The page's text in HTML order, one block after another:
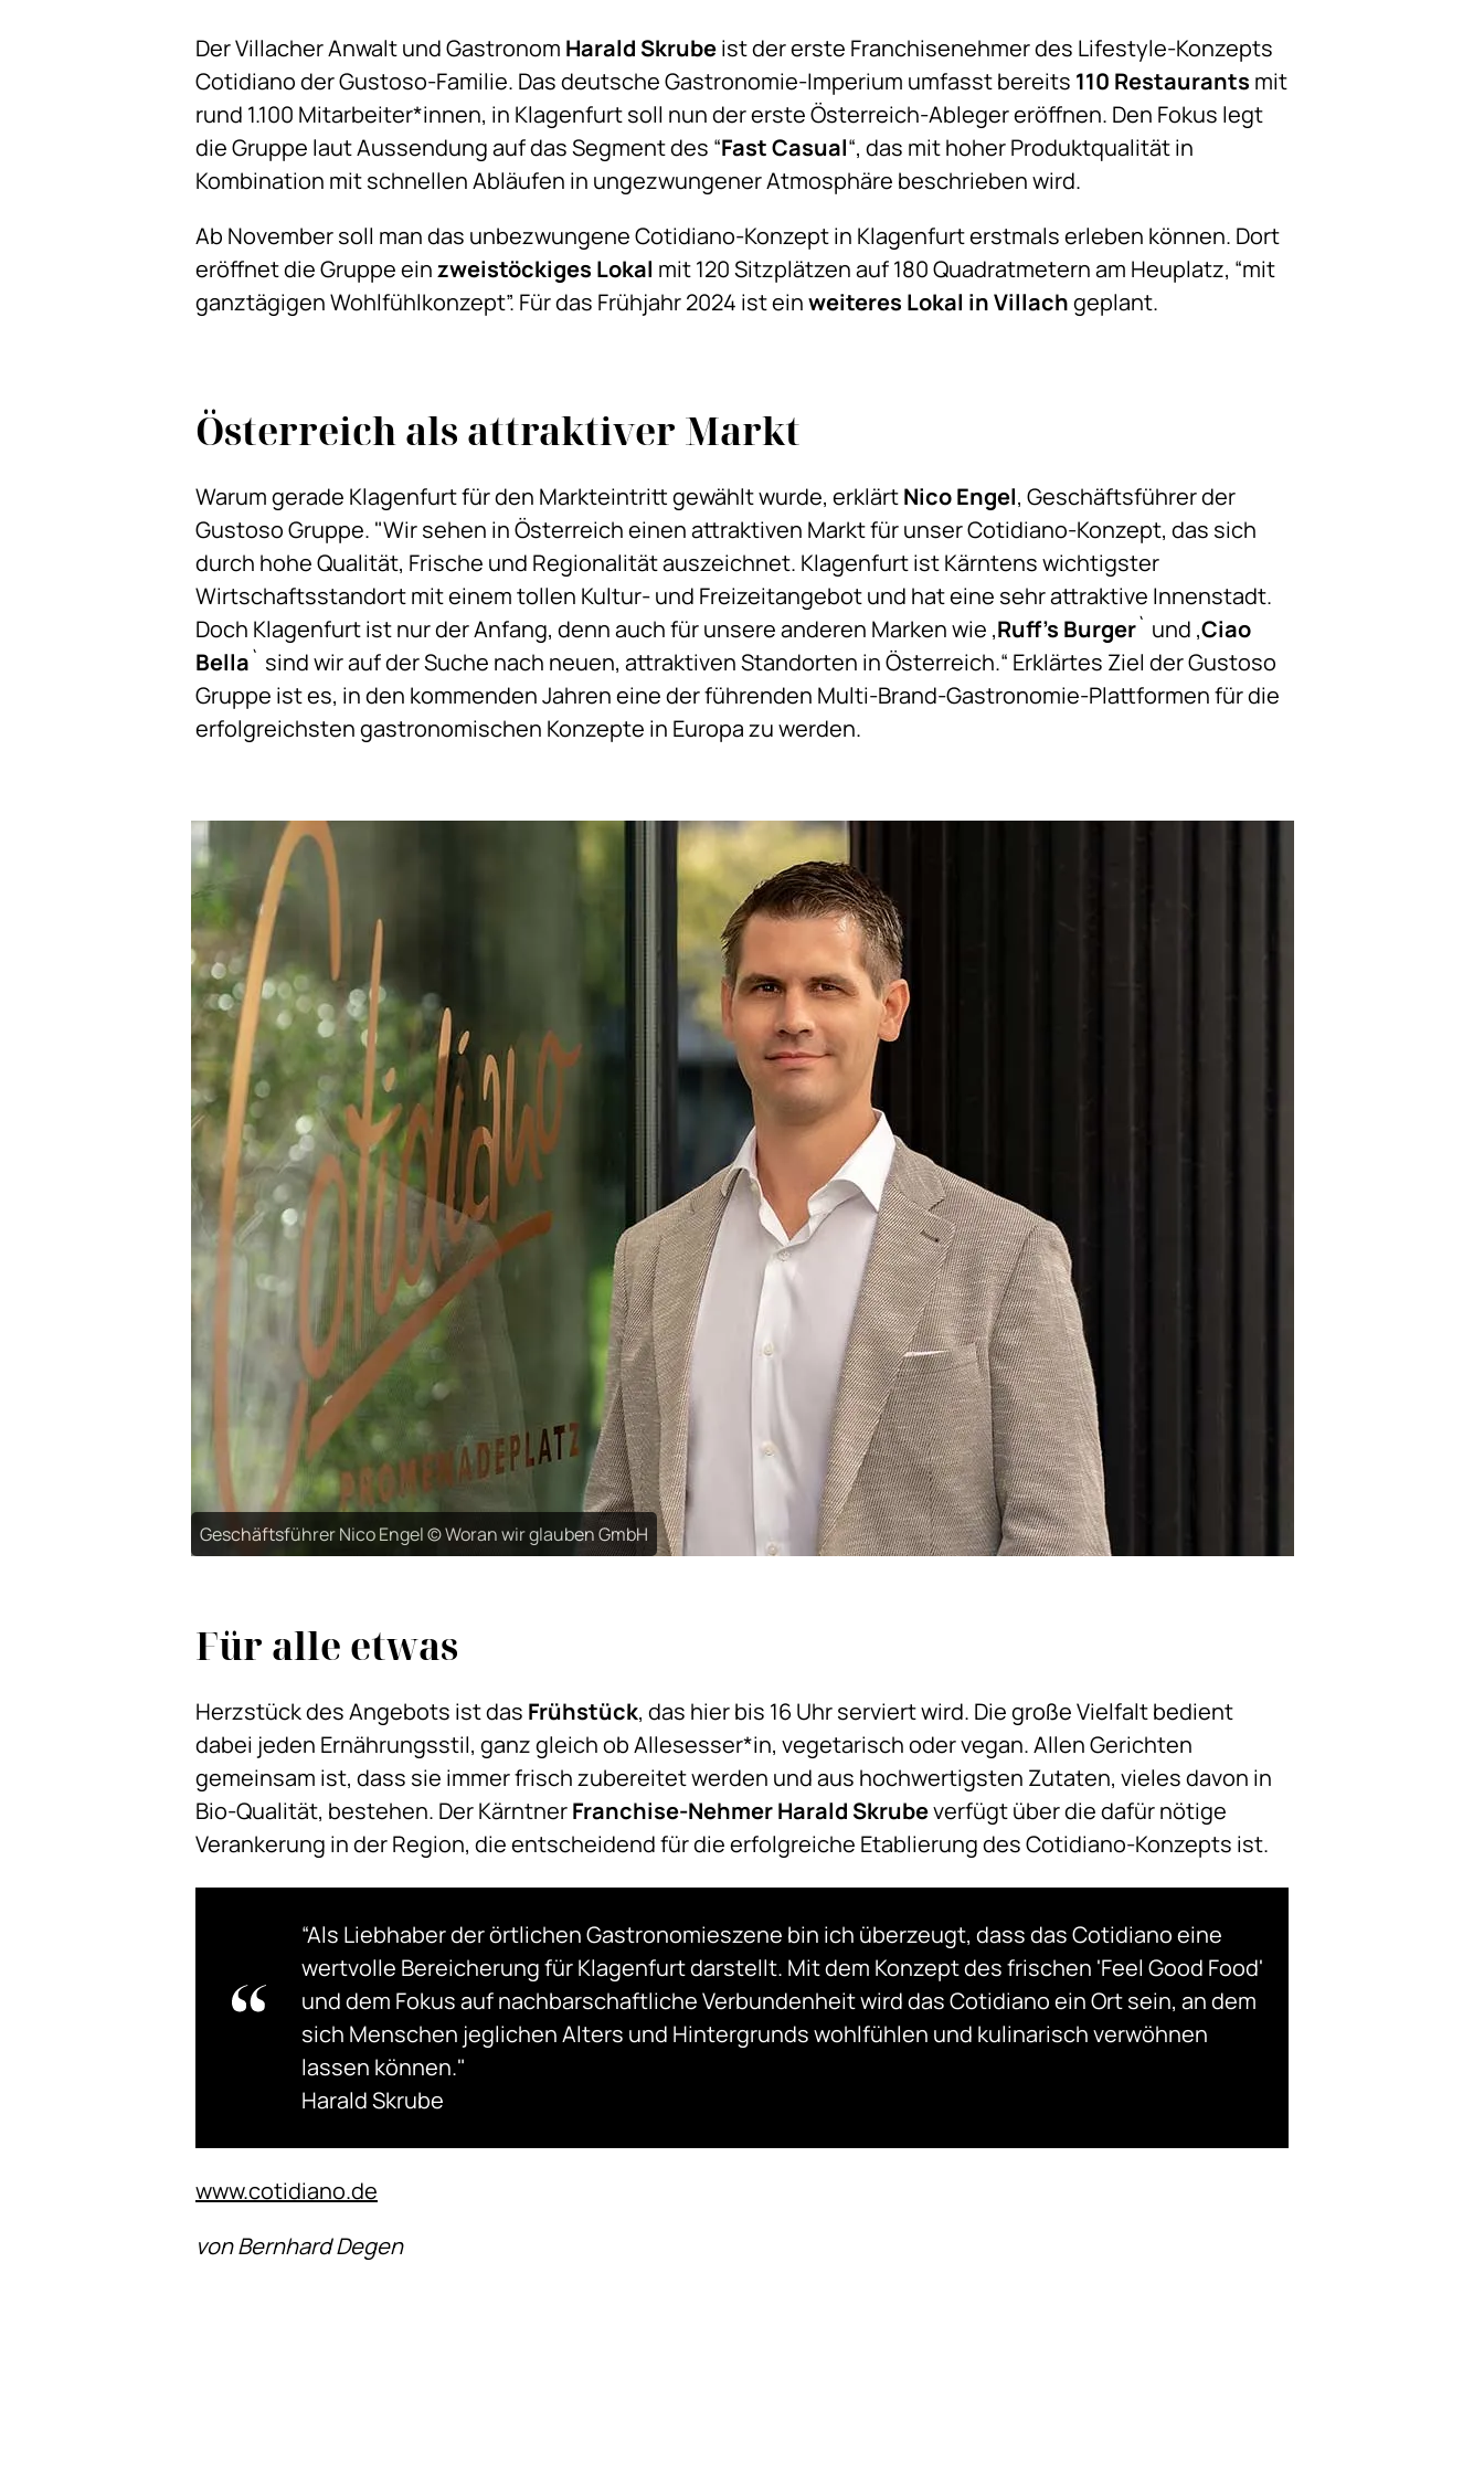
Der Villacher Anwalt und Gastronom Harald Skrubeist der erste Franchisenehmer des Lifestyle-Konzepts
Cotidiano der Gustoso-Familie. Das deutsche Gastronomie-Imperium umfasst bereits 110 Restaurants mit
rund 1.100 Mitarbeiter*innen, in Klagenfurt soll nun der erste Österreich-Ableger eröffnen. Den Fokus legt
die Gruppe laut Aussendung auf das Segment des “Fast Casual“, das mit hoher Produktqualität in
Kombination mit schnellen Abläufen in ungezwungener Atmosphäre beschrieben wird.
Ab November soll man das unbezwungene Cotidiano-Konzept in Klagenfurt erstmals erleben können. Dort
eröffnet die Gruppe einzweistöckiges Lokal mit 120 Sitzplätzen auf 180 Quadratmetern am Heuplatz, “mit
ganztägigen Wohlfühlkonzept”. Für das Frühjahr 2024 ist einweiteres Lokal in Villachgeplant.
Österreich als attraktiver Markt
Warum gerade Klagenfurt für den Markteintritt gewählt wurde, erklärtNico Engel, Geschäftsführer der
Gustoso Gruppe. "Wir sehen in Österreich einen attraktiven Markt für unser Cotidiano-Konzept, das sich
durch hohe Qualität, Frische und Regionalität auszeichnet. Klagenfurt ist Kärntens wichtigster
Wirtschaftsstandort mit einem tollen Kultur- und Freizeitangebot und hat eine sehr attraktive Innenstadt.
Doch Klagenfurt ist nur der Anfang, denn auch für unsere anderen Marken wie ,Ruff’s Burger` und ,Ciao
Bella` sind wir auf der Suche nach neuen, attraktiven Standorten in Österreich.“ Erklärtes Ziel der Gustoso
Gruppe ist es, in den kommenden Jahren eine der führenden Multi-Brand-Gastronomie-Plattformen für die
erfolgreichsten gastronomischen Konzepte in Europa zu werden.
Geschäftsführer Nico Engel © Woran wir glauben GmbH
Für alle etwas
Herzstück des Angebots ist das Frühstück, das hier bis 16 Uhr serviert wird. Die große Vielfalt bedient
dabei jeden Ernährungsstil, ganz gleich ob Allesesser*in, vegetarisch oder vegan. Allen Gerichten
gemeinsam ist, dass sie immer frisch zubereitet werden und aus hochwertigsten Zutaten, vieles davon in
Bio-Qualität, bestehen. Der KärntnerFranchise-Nehmer Harald Skrubeverfügt über die dafür nötige
Verankerung in der Region, die entscheidend für die erfolgreiche Etablierung des Cotidiano-Konzepts ist.
“Als Liebhaber der örtlichen Gastronomieszene bin ich überzeugt, dass das Cotidiano eine
wertvolle Bereicherung für Klagenfurt darstellt. Mit dem Konzept des frischen 'Feel Good Food'
und dem Fokus auf nachbarschaftliche Verbundenheit wird das Cotidiano ein Ort sein, an dem
sich Menschen jeglichen Alters und Hintergrunds wohlfühlen und kulinarisch verwöhnen
lassen können."
Harald Skrube
www.cotidiano.de
von Bernhard Degen